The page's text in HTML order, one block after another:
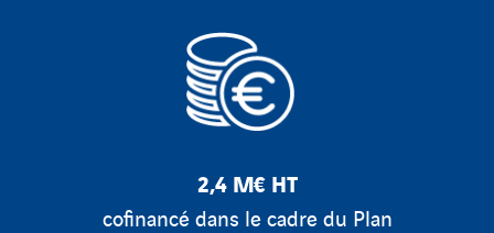
2,4 M€ HT
cofinancé dans le cadre du Plan